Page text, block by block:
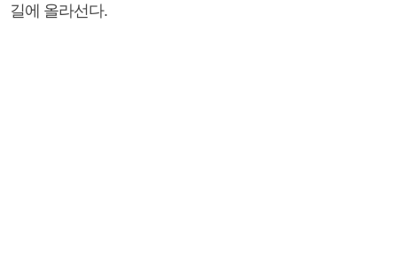
길에 올라선다.